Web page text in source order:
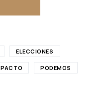
ELECCIONES
PACTO PODEMOS